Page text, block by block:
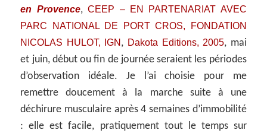
en Provence,CEEP – EN PARTENARIAT AVEC
PARC NATIONAL DE PORT CROS, FONDATION
NICOLAS HULOT, IGN, Dakota Editions, 2005, mai
et juin, début ou fin de journée seraient les périodes
d’observation idéale. Je l’ai choisie pour me
remettre doucement à la marche suite à une
déchirure musculaire après 4 semaines d’immobilité
: elle est facile, pratiquement tout le temps sur